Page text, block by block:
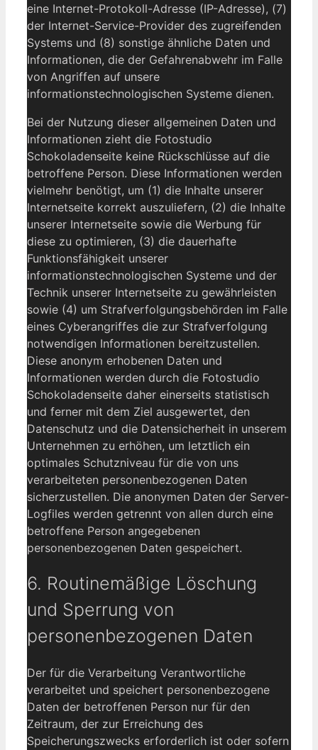
eine Internet-Protokoll-Adresse (IP-Adresse), (7)
der Internet-Service-Provider des zugreifenden
Systems und (8) sonstige ähnliche Daten und
Informationen, die der Gefahrenabwehr im Falle
von Angriffen auf unsere
informationstechnologischen Systeme dienen.
Bei der Nutzung dieser allgemeinen Daten und
Informationen zieht die Fotostudio
Schokoladenseite keine Rückschlüsse auf die
betroffene Person. Diese Informationen werden
vielmehr benötigt, um (1) die Inhalte unserer
Internetseite korrekt auszuliefern, (2) die Inhalte
unserer Internetseite sowie die Werbung für
diese zu optimieren, (3) die dauerhafte
Funktionsfähigkeit unserer
informationstechnologischen Systeme und der
Technik unserer Internetseite zu gewährleisten
sowie (4) um Strafverfolgungsbehörden im Falle
eines Cyberangriffes die zur Strafverfolgung
notwendigen Informationen bereitzustellen.
Diese anonym erhobenen Daten und
Informationen werden durch die Fotostudio
Schokoladenseite daher einerseits statistisch
und ferner mit dem Ziel ausgewertet, den
Datenschutz und die Datensicherheit in unserem
Unternehmen zu erhöhen, um letztlich ein
optimales Schutzniveau für die von uns
verarbeiteten personenbezogenen Daten
sicherzustellen. Die anonymen Daten der Server-
Logfiles werden getrennt von allen durch eine
betroffene Person angegebenen
personenbezogenen Daten gespeichert.
6. Routinemäßige Löschung
und Sperrung von
personenbezogenen Daten
Der für die Verarbeitung Verantwortliche
verarbeitet und speichert personenbezogene
Daten der betroffenen Person nur für den
Zeitraum, der zur Erreichung des
Speicherungszwecks erforderlich ist oder sofern